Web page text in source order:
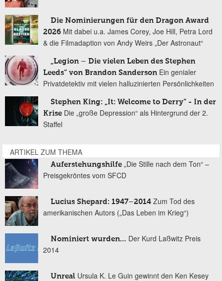
Die Nominierungen für den Dragon Award
2026 Mit dabei u.a. James Corey, Joe Hill, Petra Lord
& die Filmadaption von Andy Weirs „Der Astronaut“
„Legion – Die vielen Leben des Stephen
Leeds“ von Brandon Sanderson Ein genialer
Privatdetektiv mit vielen halluzinierten Persönlichkeiten
Stephen King: „It: Welcome to Derry“ - In der
Krise Die „große Depression“ als Hintergrund der 2.
Staffel
ARTIKEL ZUM THEMA
Auferstehungshilfe „Die Stille nach dem Ton“ –
Preisgekröntes vom SFCD
Lucius Shepard: 1947–2014 Zum Tod des
amerikanischen Autors („Das Leben im Krieg“)
Nominiert wurden… Der Kurd Laßwitz Preis
2014
Unreal Ursula K. Le Guin gewinnt den Ken Kesey